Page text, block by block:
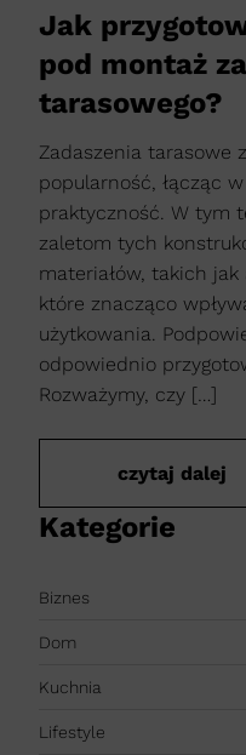
Jak
pod montaż
tarasowego?
Zadaszenia tarasowe
popularność, łącząc
praktyczność. W tym
zaletom tych
materiałów, takich
które znacząco
użytkowania.
odpowiednio
Rozważymy, czy […]
czytaj dalej
Kategorie
Biznes
Dom
Kuchnia
Lifestyle